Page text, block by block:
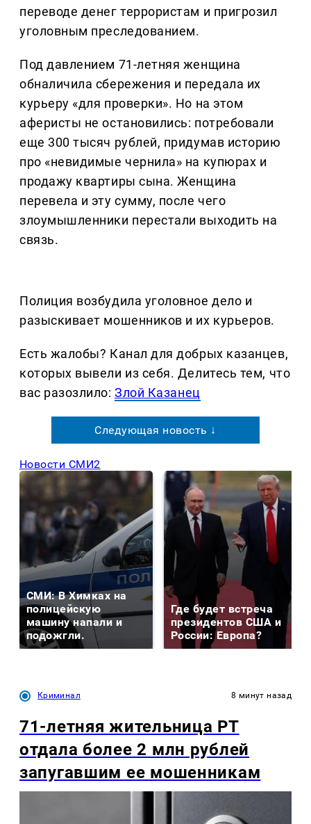
переводе денег террористам и пригрозил
уголовным преследованием.
Под давлением 71-летняя женщина
обналичила сбережения и передала их
курьеру «для проверки». Но на этом
аферисты не остановились: потребовали
еще 300 тысяч рублей, придумав историю
про «невидимые чернила» на купюрах и
продажу квартиры сына. Женщина
перевела и эту сумму, после чего
злоумышленники перестали выходить на
связь.
Полиция возбудила уголовное дело и
разыскивает мошенников и их курьеров.
Есть жалобы? Канал для добрых казанцев,
которых вывели из себя. Делитеcь тем, что
вас разозлило:Злой Казанец
Следующая новость ↓
Новости СМИ2
СМИ: В Химках на
полицейскую
машину напали и
подожгли.
Где будет встреча
президентов США и
России: Европа?
Криминал 8 минут назад
71-летняя жительница РТ
отдала более 2 млн рублей
запугавшим ее мошенникам